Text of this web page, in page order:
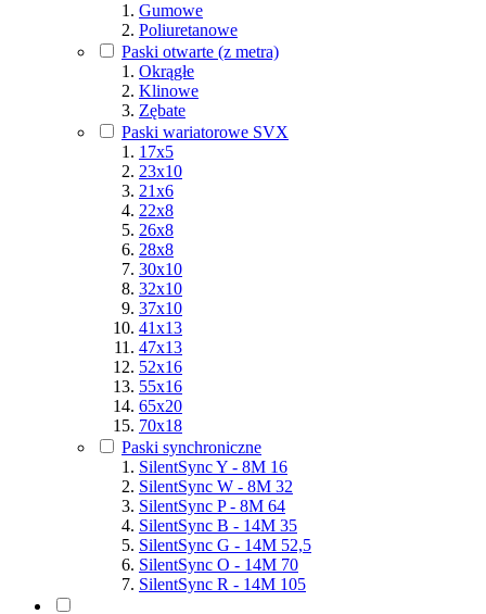
Gumowe
Poliuretanowe
Paski otwarte (z metra)
Okrągłe
Klinowe
Zębate
Paski wariatorowe SVX
17x5
23x10
21x6
22x8
26x8
28x8
30x10
32x10
37x10
41x13
47x13
52x16
55x16
65x20
70x18
Paski synchroniczne
SilentSync Y - 8M 16
SilentSync W - 8M 32
SilentSync P - 8M 64
SilentSync B - 14M 35
SilentSync G - 14M 52,5
SilentSync O - 14M 70
SilentSync R - 14M 105